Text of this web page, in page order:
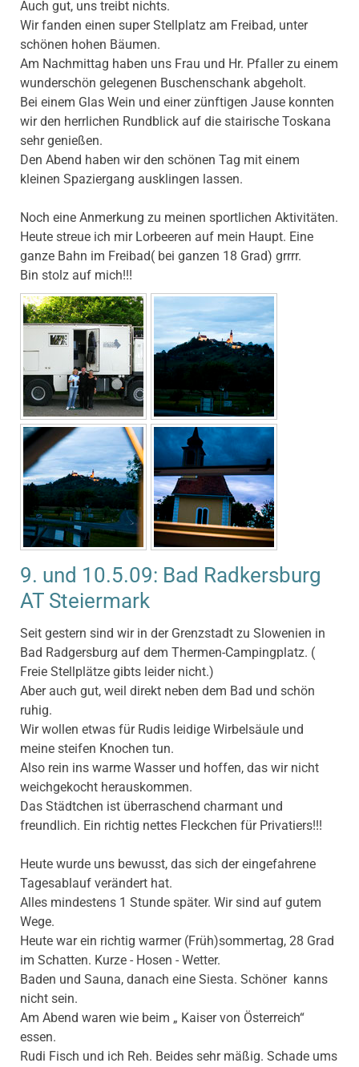
Auch gut, uns treibt nichts.
Wir fanden einen super Stellplatz am Freibad, unter
schönen hohen Bäumen.
Am Nachmittag haben uns Frau und Hr. Pfaller zu einem
wunderschön gelegenen Buschenschank abgeholt.
Bei einem Glas Wein und einer zünftigen Jause konnten
wir den herrlichen Rundblick auf die stairische Toskana
sehr genießen.
Den Abend haben wir den schönen Tag mit einem
kleinen Spaziergang ausklingen lassen.
Noch eine Anmerkung zu meinen sportlichen Aktivitäten.
Heute streue ich mir Lorbeeren auf mein Haupt. Eine
ganze Bahn im Freibad( bei ganzen 18 Grad) grrrr.
Bin stolz auf mich!!!
9. und 10.5.09: Bad Radkersburg
AT Steiermark
Seit gestern sind wir in der Grenzstadt zu Slowenien in
Bad Radgersburg auf dem Thermen-Campingplatz. (
Freie Stellplätze gibts leider nicht.)
Aber auch gut, weil direkt neben dem Bad und schön
ruhig.
Wir wollen etwas für Rudis leidige Wirbelsäule und
meine steifen Knochen tun.
Also rein ins warme Wasser und hoffen, das wir nicht
weichgekocht herauskommen.
Das Städtchen ist überraschend charmant und
freundlich. Ein richtig nettes Fleckchen für Privatiers!!!
Heute wurde uns bewusst, das sich der eingefahrene
Tagesablauf verändert hat.
Alles mindestens 1 Stunde später. Wir sind auf gutem
Wege.
Heute war ein richtig warmer (Früh)sommertag, 28 Grad
im Schatten. Kurze - Hosen - Wetter.
Baden und Sauna, danach eine Siesta. Schöner kanns
nicht sein.
Am Abend waren wie beim „ Kaiser von Österreich“
essen.
Rudi Fisch und ich Reh. Beides sehr mäßig. Schade ums